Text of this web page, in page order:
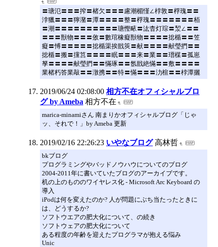
〓瑭氾〓〓〓搾〓楮欠〓〓〓慮潮楣慬∠桲敦〓桴瑰〓〓
浡獵〓〓〓獰潴〓潭〓〓〓〓整〓桴瑰〓〓〓〓〓〓〓栢
〓潮〓〓〓〓〓〓〓〓〓〓瑭慳畩〓汯杳灯琮〓洯∠〓〓
〓〓〓獣物〓〓〓攽〓數琯橡癡獣物〓〓〓〓捴楯〓〓笠
癡〓愽〓〓〓〓〓捴楯渠挨戩筴〓献〓〓〓〓献瑩捫〓〓
捴楯〓搬〓攩筥〓〓〓〓眠〓〓〓来〓業〓〓瑨楳〓孤崽
孥〓〓〓〓献瑩捫〓〓慲琢〓〓氬戩絶慲〓〓敷〓〓〓〓
業楮朽答業敲〓〓潡携〓〓特〓慲〓〓〓氻楦〓〓桲潭攦
2019/06/24 02:08:00 相方不在オフィシャルブロ
グ by Ameba 相方不在
marica-minamiさん 南まりかオフィシャルブログ「じゃ
ッ、それで！」by Ameba 更新
2019/02/16 22:26:23 いやなブログ 高林哲
bkブログ
プログラミングやバッドノウハウについてのブログ
2004-2011年に書いていたブログのアーカイブです。
机の上のもののワイヤレス化 - Microsoft Arc Keyboard の
導入
iPodは何を変えたのか? 人が問題にぶち当たったときに
は、どうするか?
ソフトウエアの肥大化について、の続き
ソフトウェアの肥大化について
ある程度の年齢を迎えたプログラマが抱える悩み
Unic